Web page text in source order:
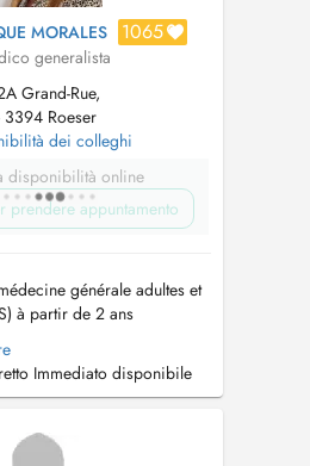
MORALES 1065
generalista
Grand-Rue,
3394 Roeser
dei colleghi
disponibilità online
prendere appuntamento
générale adultes et
à partir de 2 ans
Vous pouvez nous
2857721 (de 8h-11h30 et
MAIL sur
Immediato disponibile